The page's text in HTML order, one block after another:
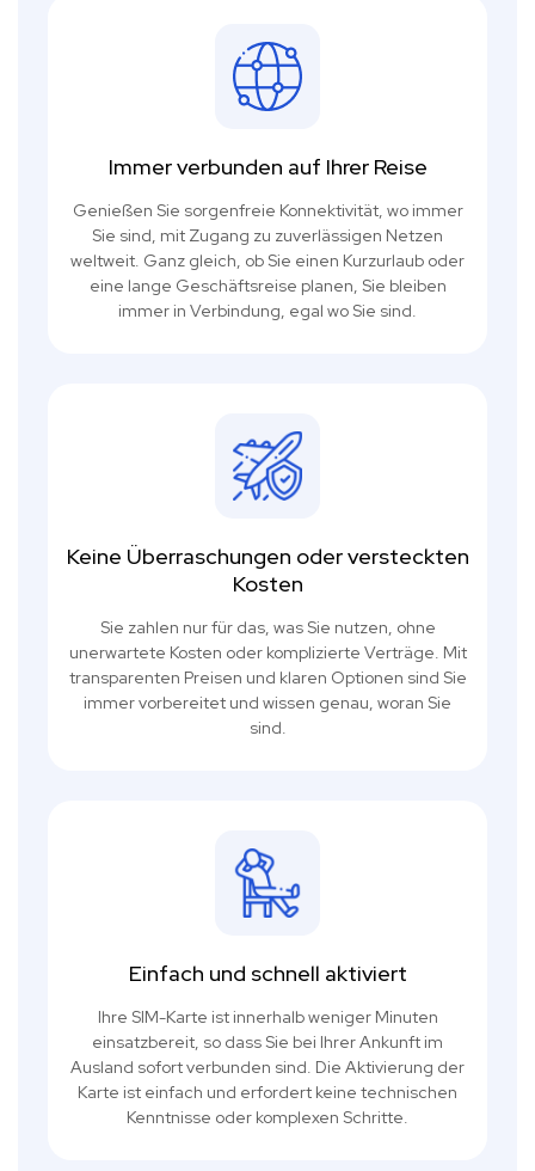
Immer verbunden auf Ihrer Reise
Genießen Sie sorgenfreie Konnektivität, wo immer
Sie sind, mit Zugang zu zuverlässigen Netzen
weltweit. Ganz gleich, ob Sie einen Kurzurlaub oder
eine lange Geschäftsreise planen, Sie bleiben
immer in Verbindung, egal wo Sie sind.
Keine Überraschungen oder versteckten
Kosten
Sie zahlen nur für das, was Sie nutzen, ohne
unerwartete Kosten oder komplizierte Verträge. Mit
transparenten Preisen und klaren Optionen sind Sie
immer vorbereitet und wissen genau, woran Sie
sind.
Einfach und schnell aktiviert
Ihre SIM-Karte ist innerhalb weniger Minuten
einsatzbereit, so dass Sie bei Ihrer Ankunft im
Ausland sofort verbunden sind. Die Aktivierung der
Karte ist einfach und erfordert keine technischen
Kenntnisse oder komplexen Schritte.